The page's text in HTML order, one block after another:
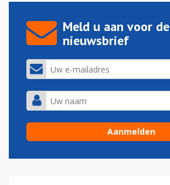
Meld u aan voor de
nieuwsbrief